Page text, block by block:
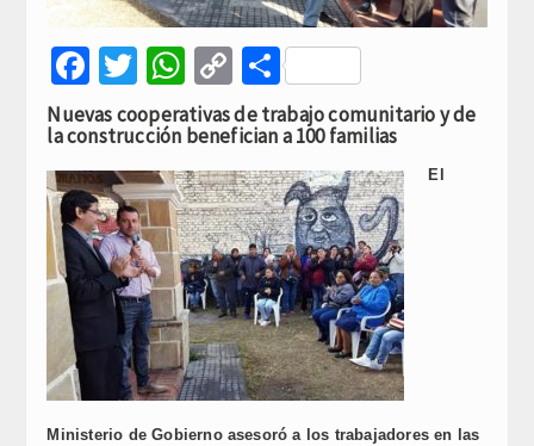
Facebook
Twitter
WhatsApp
Copy
Link
Compartir
Nuevas cooperativas de trabajo comunitario y de
la construcción benefician a 100 familias
El
Ministerio de Gobierno asesoró a los trabajadores en las